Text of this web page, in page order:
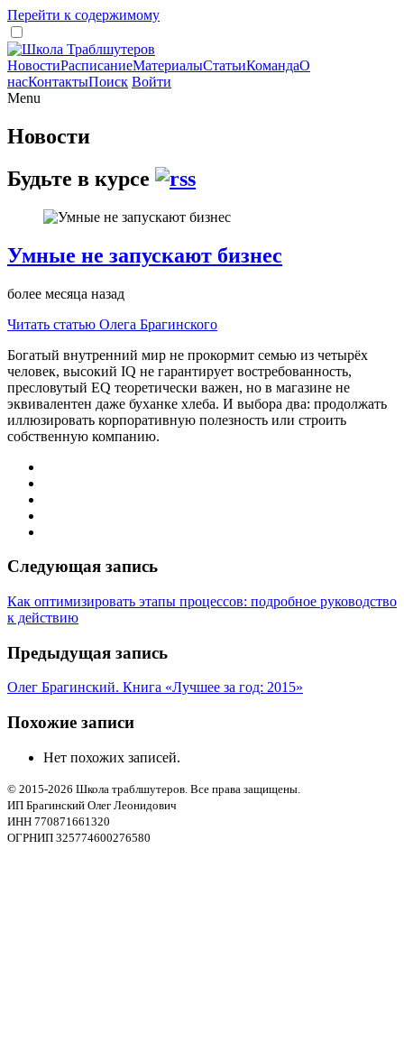
Перейти к содержимому
НовостиРасписаниеМатериалыСтатьиКомандаО
насКонтактыПоиск Войти
Menu
Новости
Будьте в курсе
Умные не запускают бизнес
более месяца назад
Читать статью Олега Брагинского
Богатый внутренний мир не прокормит семью из четырёх
человек, высокий IQ не гарантирует востребованность,
пресловутый EQ теоретически важен, но в магазине не
эквивалентен даже буханке хлеба. И выбора два: продолжать
иллюзировать корпоративную полезность или строить
собственную компанию.
Следующая запись
Как оптимизировать этапы процессов: подробное руководство
к действию
Предыдущая запись
Олег Брагинский. Книга «Лучшее за год: 2015»
Похожие записи
Нет похожих записей.
© 2015-2026 Школа траблшутеров. Все права защищены.
ИП Брагинский Олег Леонидович
ИНН 770871661320
ОГРНИП 325774600276580